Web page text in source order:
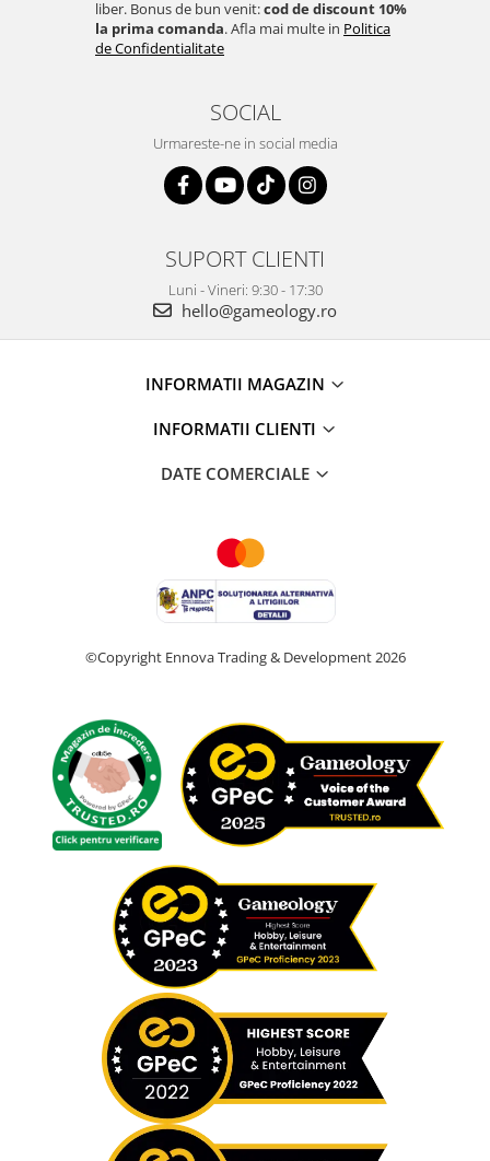
liber. Bonus de bun venit:cod de discount 10%
la prima comanda. Afla mai multe in Politica
de Confidentialitate
SOCIAL
Urmareste-ne in social media
SUPORT CLIENTI
Luni - Vineri: 9:30 - 17:30
hello@gameology.ro
INFORMATII MAGAZIN
INFORMATII CLIENTI
DATE COMERCIALE
©Copyright Ennova Trading & Development 2026